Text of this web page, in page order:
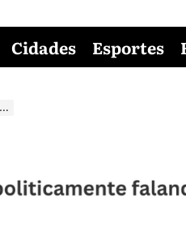
Cidades Esportes